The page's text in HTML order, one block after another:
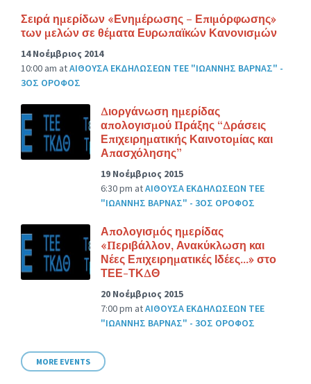
Σειρά ημερίδων «Ενημέρωσης – Επιμόρφωσης»
των μελών σε θέματα Ευρωπαϊκών Κανονισμών
14 Νοέμβριος 2014
10:00 am atΑΙΘΟΥΣΑ ΕΚΔΗΛΩΣΕΩΝ ΤΕΕ "ΙΩΑΝΝΗΣ ΒΑΡΝΑΣ" -
3ΟΣ ΟΡΟΦΟΣ
Διοργάνωση ημερίδας
απολογισμού Πράξης “Δράσεις
Επιχειρηματικής Καινοτομίας και
Απασχόλησης”
19 Νοέμβριος 2015
6:30 pm atΑΙΘΟΥΣΑ ΕΚΔΗΛΩΣΕΩΝ ΤΕΕ
"ΙΩΑΝΝΗΣ ΒΑΡΝΑΣ" - 3ΟΣ ΟΡΟΦΟΣ
Απολογισμός ημερίδας
«Περιβάλλον, Ανακύκλωση και
Νέες Επιχειρηματικές Ιδέες…» στο
ΤΕΕ-ΤΚΔΘ
20 Νοέμβριος 2015
7:00 pm atΑΙΘΟΥΣΑ ΕΚΔΗΛΩΣΕΩΝ ΤΕΕ
"ΙΩΑΝΝΗΣ ΒΑΡΝΑΣ" - 3ΟΣ ΟΡΟΦΟΣ
MORE EVENTS